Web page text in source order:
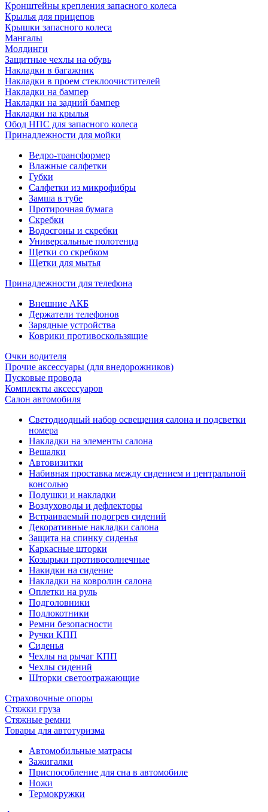
Кронштейны крепления запасного колеса
Крылья для прицепов
Крышки запасного колеса
Мангалы
Молдинги
Защитные чехлы на обувь
Накладки в багажник
Накладки в проем стеклоочистителей
Накладки на бампер
Накладки на задний бампер
Накладки на крылья
Обод НПС для запасного колеса
Принадлежности для мойки
Ведро-трансформер
Влажные салфетки
Губки
Салфетки из микрофибры
Замша в тубе
Протирочная бумага
Скребки
Водосгоны и скребки
Универсальные полотенца
Щетки со скребком
Щетки для мытья
Принадлежности для телефона
Внешние АКБ
Держатели телефонов
Зарядные устройства
Коврики противоскользящие
Очки водителя
Прочие аксессуары (для внедорожников)
Пусковые провода
Комплекты аксессуаров
Салон автомобиля
Светодиодный набор освещения салона и подсветки
номера
Накладки на элементы салона
Вешалки
Автовизитки
Набивная проставка между сидением и центральной
консолью
Подушки и накладки
Воздуховоды и дефлекторы
Встраиваемый подогрев сидений
Декоративные накладки салона
Защита на спинку сиденья
Каркасные шторки
Козырьки противосолнечные
Накидки на сидение
Накладки на ковролин салона
Оплетки на руль
Подголовники
Подлокотники
Ремни безопасности
Ручки КПП
Сиденья
Чехлы на рычаг КПП
Чехлы сидений
Шторки светоотражающие
Страховочные опоры
Стяжки груза
Стяжные ремни
Товары для автотуризма
Автомобильные матрасы
Зажигалки
Приспособление для сна в автомобиле
Ножи
Термокружки